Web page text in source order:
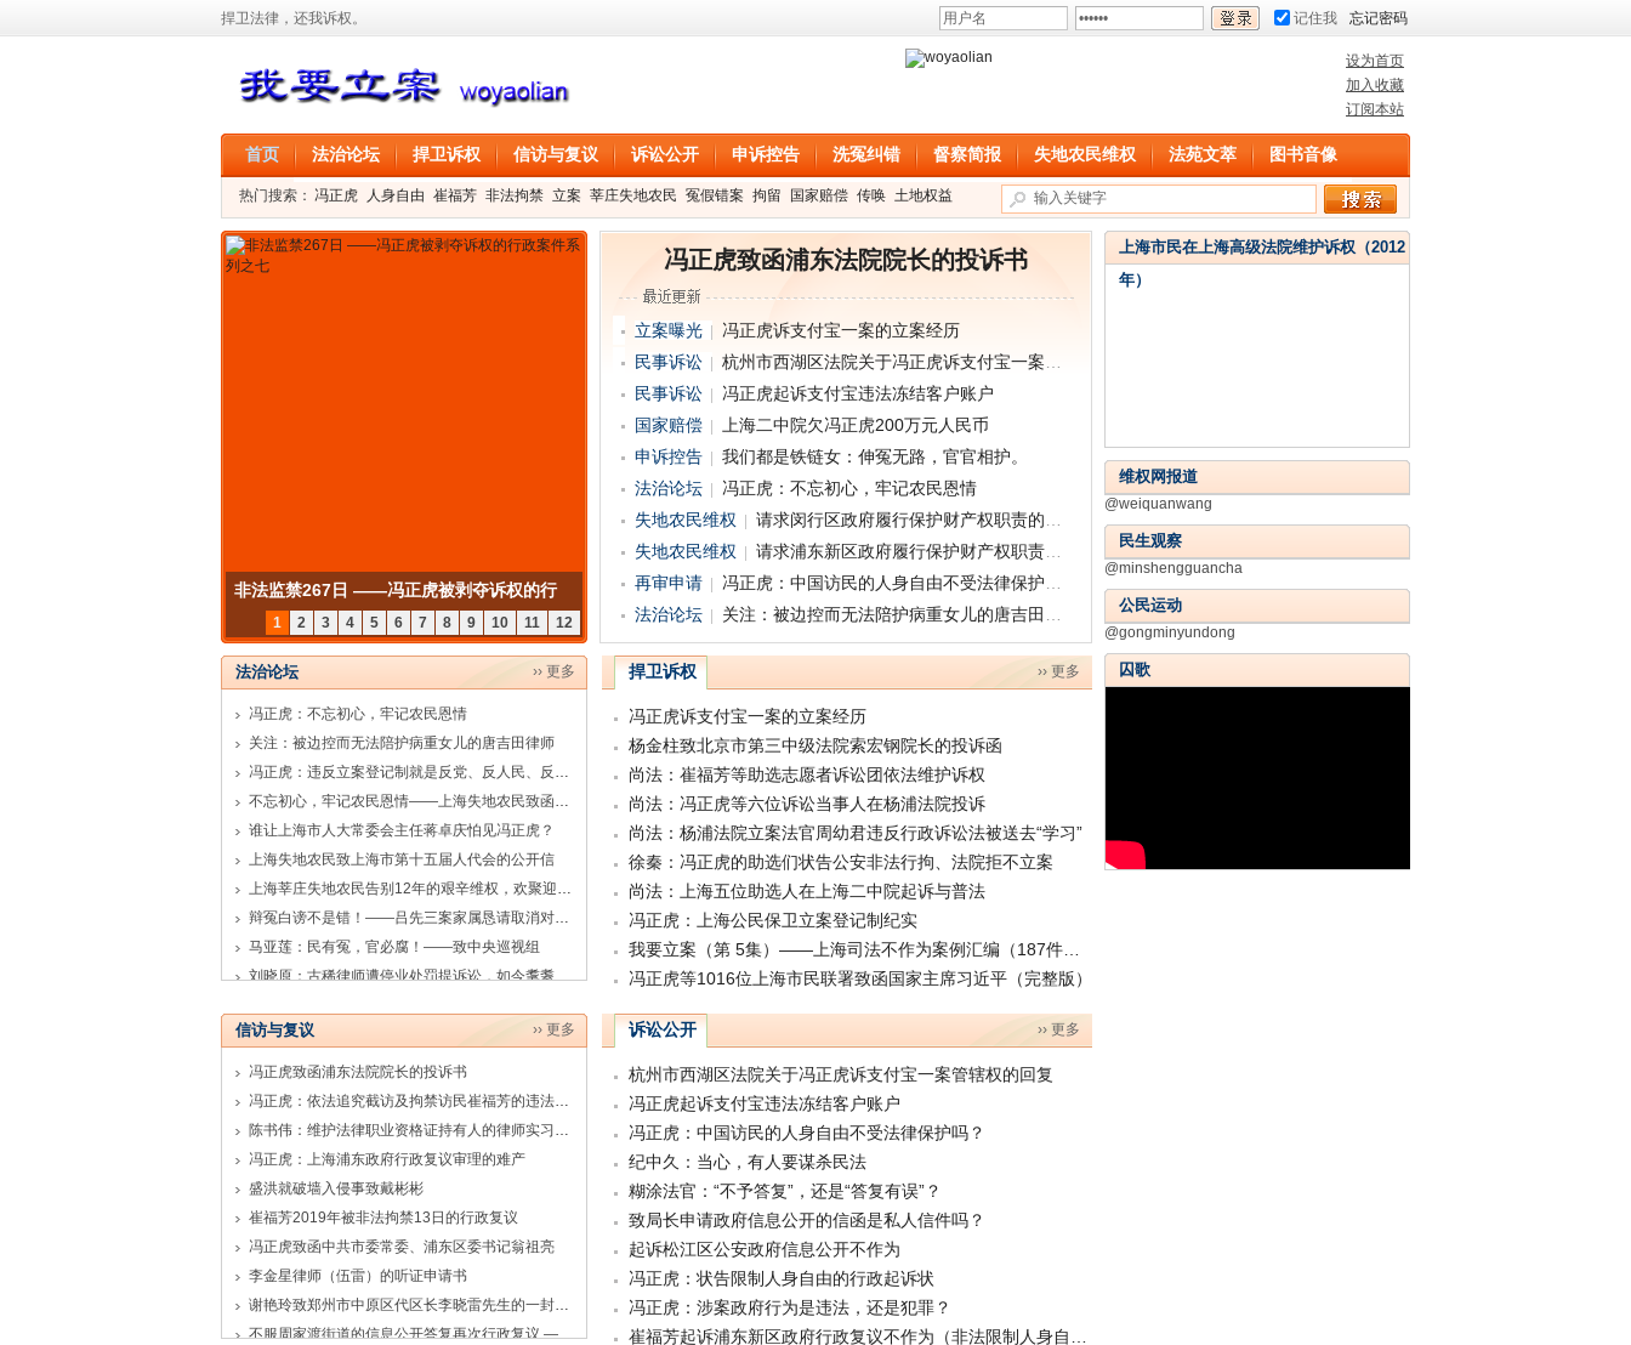
捍卫法律，还我诉权。 记住我 忘记密码
设为首页
加入收藏
订阅本站
首页 法治论坛 捍卫诉权 信访与复议 诉讼公开 申诉控告 洗冤纠错 督察简报 失地农民维权 法苑文萃 图书音像
热门搜索： 冯正虎 人身自由 崔福芳 非法拘禁 立案 莘庄失地农民 冤假错案 拘留 国家赔偿 传唤 土地权益
叶剑 刑事拘留 信息公开 叶桂香
1 2 3 4 5 6 7 8 9 10 11 12
非法监禁267日 ——冯正虎被剥夺诉权的行
政案件系列之七
冯正虎致函浦东法院院长的投诉书
立案曝光
冯正虎诉支付宝一案的立案经历
民事诉讼
杭州市西湖区法院关于冯正虎诉支付宝一案管辖权的回复
民事诉讼
冯正虎起诉支付宝违法冻结客户账户
国家赔偿
上海二中院欠冯正虎200万元人民币
申诉控告
我们都是铁链女：伸冤无路，官官相护。
法治论坛
冯正虎：不忘初心，牢记农民恩情
失地农民维权
请求闵行区政府履行保护财产权职责的申请书
失地农民维权
请求浦东新区政府履行保护财产权职责的申请书
再审申请
冯正虎：中国访民的人身自由不受法律保护吗？
法治论坛
关注：被边控而无法陪护病重女儿的唐吉田律师
法治论坛 ›› 更多
冯正虎：不忘初心，牢记农民恩情
关注：被边控而无法陪护病重女儿的唐吉田律师
冯正虎：违反立案登记制就是反党、反人民、反法律——致函第十三届全国人大常委会及人大代表
不忘初心，牢记农民恩情——上海失地农民致函第十三届全国人大四次会议
谁让上海市人大常委会主任蒋卓庆怕见冯正虎？
上海失地农民致上海市第十五届人代会的公开信
上海莘庄失地农民告别12年的艰辛维权，欢聚迎新协力抗争
辩冤白谤不是错！——吕先三案家属恳请取消对周泽律师的行政处罚
马亚莲：民有冤，官必腐！——致中央巡视组
刘晓原：古稀律师遭停业处罚提诉讼，如今耄耋之年了案件未判决！
捍卫诉权 ›› 更多
冯正虎诉支付宝一案的立案经历
杨金柱致北京市第三中级法院索宏钢院长的投诉函
尚法：崔福芳等助选志愿者诉讼团依法维护诉权
尚法：冯正虎等六位诉讼当事人在杨浦法院投诉
尚法：杨浦法院立案法官周幼君违反行政诉讼法被送去“学习”
徐秦：冯正虎的助选们状告公安非法行拘、法院拒不立案
尚法：上海五位助选人在上海二中院起诉与普法
冯正虎：上海公民保卫立案登记制纪实
冯正虎等1016位上海市民联署致函国家主席习近平（完整版）
信访与复议 ›› 更多
冯正虎致函浦东法院院长的投诉书
冯正虎：依法追究截访及拘禁访民崔福芳的违法行政
陈书伟：维护法律职业资格证持有人的律师实习权利
冯正虎：上海浦东政府行政复议审理的难产
盛洪就破墙入侵事致戴彬彬
崔福芳2019年被非法拘禁13日的行政复议
冯正虎致函中共市委常委、浦东区委书记翁祖亮
李金星律师（伍雷）的听证申请书
谢艳玲致郑州市中原区代区长李晓雷先生的一封紧急公开信
不服周家渡街道的信息公开答复再次行政复议 ——崔福芳被非法拘禁的诉讼系列之二十二
诉讼公开 ›› 更多
杭州市西湖区法院关于冯正虎诉支付宝一案管辖权的回复
冯正虎起诉支付宝违法冻结客户账户
冯正虎：中国访民的人身自由不受法律保护吗？
纪中久：当心，有人要谋杀民法
糊涂法官：“不予答复”，还是“答复有误”？
致局长申请政府信息公开的信函是私人信件吗？
起诉松江区公安政府信息公开不作为
冯正虎：状告限制人身自由的行政起诉状
冯正虎：涉案政府行为是违法，还是犯罪？
上海市民在上海高级法院维护诉权（2012
年）
维权网报道
@weiquanwang
民生观察
@minshengguancha
公民运动
@gongminyundong
囚歌